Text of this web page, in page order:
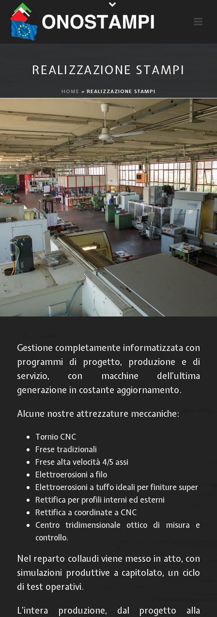
REALIZZAZIONE STAMPI
HOME » REALIZZAZIONE STAMPI
Gestione completamente informatizzata con
programmi di progetto, produzione e di
servizio, con macchine dell’ultima
generazione in costante aggiornamento.
Alcune nostre attrezzature meccaniche:
Tornio CNC
Frese tradizionali
Frese alta velocità 4/5 assi
Elettroerosioni a filo
Elettroerosioni a tuffo ideali per finiture super
Rettifica per profili interni ed esterni
Rettifica a coordinate a CNC
Centro tridimensionale ottico di misura e
controllo.
Nel reparto collaudi viene messo in atto, con
simulazioni produttive a capitolato, un ciclo
di test operativi.
L’intera produzione, dal progetto alla